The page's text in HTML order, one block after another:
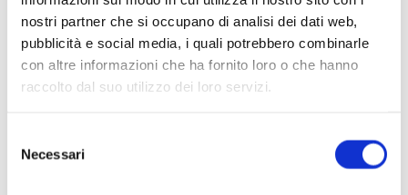
nostri partner che si occupano di analisi dei dati web,
pubblicità e social media, i quali potrebbero combinarle
con altre informazioni che ha fornito loro o che hanno
raccolto dal suo utilizzo dei loro servizi.
delNecessari
Scopri di più